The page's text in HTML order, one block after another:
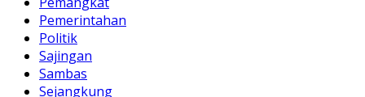
Pemerintahan
Politik
Sajingan
Sambas
Sejangkung